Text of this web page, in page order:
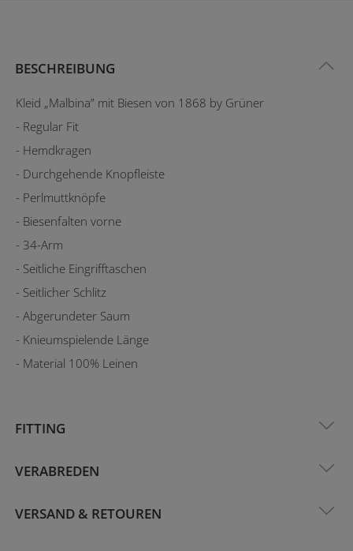
BESCHREIBUNG
Kleid „Malbina” mit Biesen von 1868 by Grüner
- Regular Fit
- Hemdkragen
- Durchgehende Knopfleiste
- Perlmuttknöpfe
- Biesenfalten vorne
- 34-Arm
- Seitliche Eingrifftaschen
- Seitlicher Schlitz
- Abgerundeter Saum
- Knieumspielende Länge
- Material 100% Leinen
FITTING
VERABREDEN
VERSAND & RETOUREN